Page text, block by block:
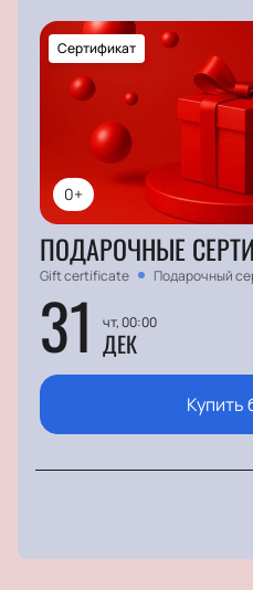
0+
Сертификат
ПОДАРОЧНЫЕ
Gift certificate Подарочный
31 чт, 00:00
ДЕК
Купить